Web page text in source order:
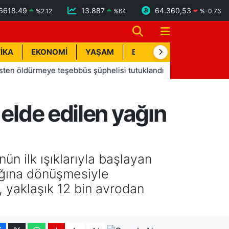
%2.12 13.887 %64 64.360,53 %-0.76
EKONOMİ YAŞAM BİK İLAN
teşebbüs şüphelisi tutuklandı 13:20
edilen yağın
ilk ışıklarıyla başlayan
dönüşmesiyle
12 bin avrodan